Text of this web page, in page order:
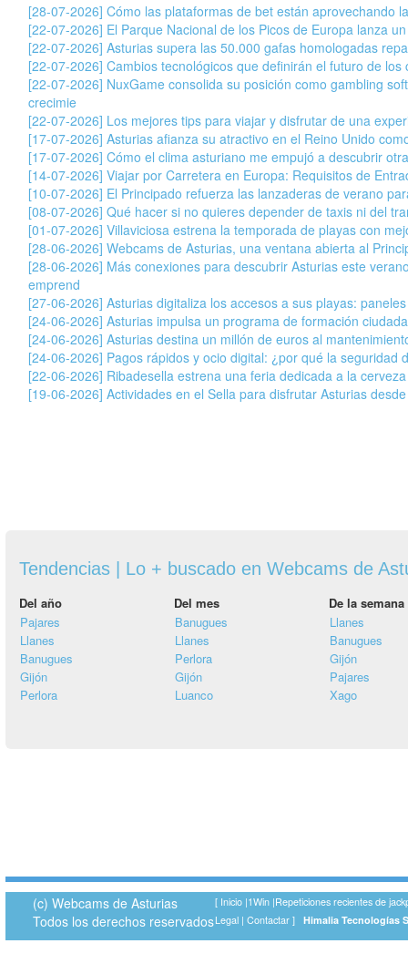
[28-07-2026] Cómo las plataformas de bet están aprovechando
[22-07-2026] El Parque Nacional de los Picos de Europa lanza
[22-07-2026] Asturias supera las 50.000 gafas homologadas
[22-07-2026] Cambios tecnológicos que definirán el futuro de los
[22-07-2026] NuxGame consolida su posición como gambling
crecimie
[22-07-2026] Los mejores tips para viajar y disfrutar de una
[17-07-2026] Asturias afianza su atractivo en el Reino Unido
[17-07-2026] Cómo el clima asturiano me empujó a descubrir
[14-07-2026] Viajar por Carretera en Europa: Requisitos de
[10-07-2026] El Principado refuerza las lanzaderas de verano
[08-07-2026] Qué hacer si no quieres depender de taxis ni del
[01-07-2026] Villaviciosa estrena la temporada de playas con
[28-06-2026] Webcams de Asturias, una ventana abierta al
[28-06-2026] Más conexiones para descubrir Asturias este
emprend
[27-06-2026] Asturias digitaliza los accesos a sus playas:
[24-06-2026] Asturias impulsa un programa de formación
[24-06-2026] Asturias destina un millón de euros al
[24-06-2026] Pagos rápidos y ocio digital: ¿por qué la seguridad
[22-06-2026] Ribadesella estrena una feria dedicada a la
[19-06-2026] Actividades en el Sella para disfrutar Asturias
Tendencias | Lo + buscado en Webcams de
Del año Del mes
De la semana
Pajares
Llanes
Banugues
Gijón
Perlora
Banugues
Llanes
Perlora
Gijón
Luanco
Llanes
Banugues
Gijón
Pajares
Xago
(c) Webcams de Asturias
Todos los derechos reservados
[ Inicio |1Win |Repeticiones recientes de
Legal | Contactar ] Himalia Tecnologías